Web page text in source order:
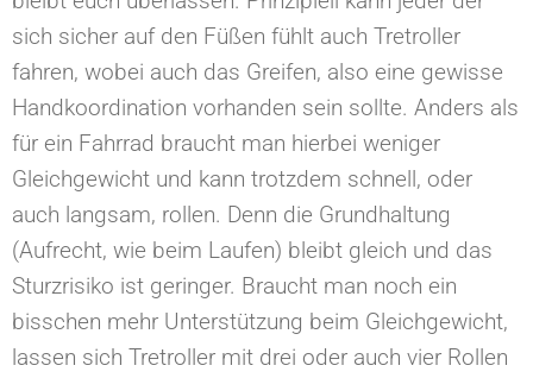
sich sicher auf den Füßen fühlt auch Tretroller
fahren, wobei auch das Greifen, also eine gewisse
Handkoordination vorhanden sein sollte. Anders als
für ein Fahrrad braucht man hierbei weniger
Gleichgewicht und kann trotzdem schnell, oder
auch langsam, rollen. Denn die Grundhaltung
(Aufrecht, wie beim Laufen) bleibt gleich und das
Sturzrisiko ist geringer. Braucht man noch ein
bisschen mehr Unterstützung beim Gleichgewicht,
lassen sich Tretroller mit drei oder auch vier Rollen